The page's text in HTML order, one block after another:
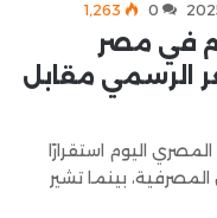
0 1٬263
في مصر
2025 | السعر الرسمي مقابل
اليوم استقرارًا
بينما تشير